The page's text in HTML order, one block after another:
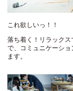
これ欲しいっ！！
落ち着く！リラック
で、コミュニケーシ
ます。